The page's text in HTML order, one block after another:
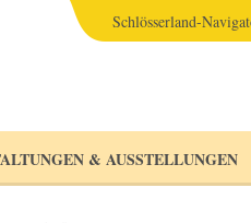
& AUSSTELLUNGEN
Schlösserland-